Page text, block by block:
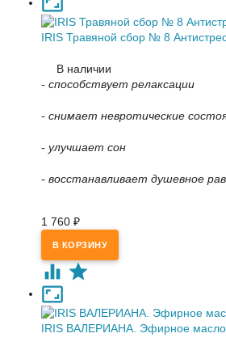
IRIS Травяной сбор № 8
В наличии
- способствует релаксации
- снимает невротические
- улучшает сон
- восстанавливает душевное
1 760 ₽
IRIS ВАЛЕРИАНА. Эфирное